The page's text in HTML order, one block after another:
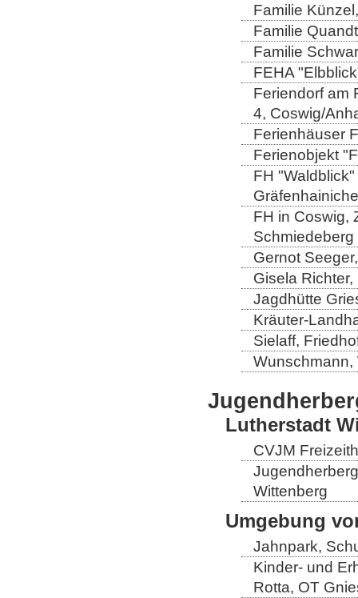
Familie
Familie
Familie
FEHA
Feriendorf am
4, Coswig/
Ferienhäuser
Ferienobjekt
FH
FH in Coswig,
Schmiedeberg
Gernot
Gisela
Jagdhütte
Kräuter-
Sielaff,
Wunschmann,
Lutherstadt
CVJM
Wittenberg
Umgebung
Jahnpark,
Kinder- und
Rotta, OT